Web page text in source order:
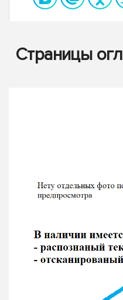
Страницы